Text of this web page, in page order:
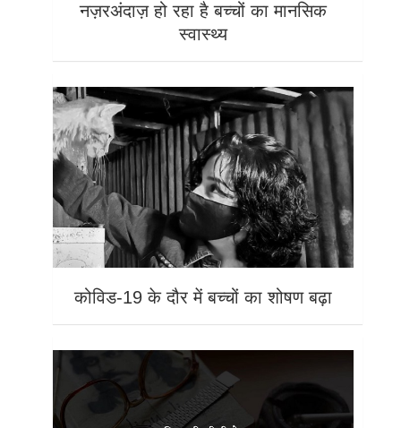
नज़रअंदाज़ हो रहा है बच्चों का मानसिक
स्वास्थ्य
कोविड-19 के दौर में बच्चों का शोषण बढ़ा